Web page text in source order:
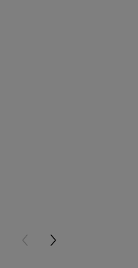
PREVIOUS CARD
NEXT CARD